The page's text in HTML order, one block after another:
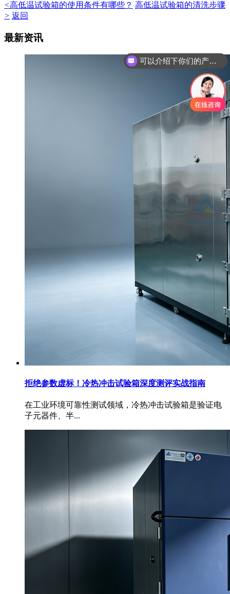
<高低温试验箱的使用条件有哪些？ 高低温试验箱的清洗步骤
> 返回
最新资讯
拒绝参数虚标！冷热冲击试验箱深度测评实战指南
在工业环境可靠性测试领域，冷热冲击试验箱是验证电
子元器件、半...
你们是怎么收费的呢